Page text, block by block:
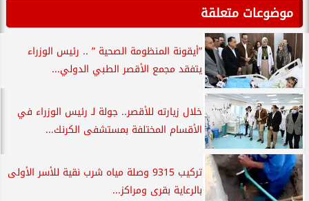
موضوعات متعلقة
”أيقونة المنظومة الصحية ” .. رئيس الوزراء
يتفقد مجمع الأقصر الطبي الدولي...
خلال زيارته للأقصر.. جولة لـ رئيس الوزراء في
الأقسام المختلفة بمستشفى الكرنك...
تركيب 9315 وصلة مياه شرب نقية للأسر الأولى
بالرعاية بقرى ومراكز...